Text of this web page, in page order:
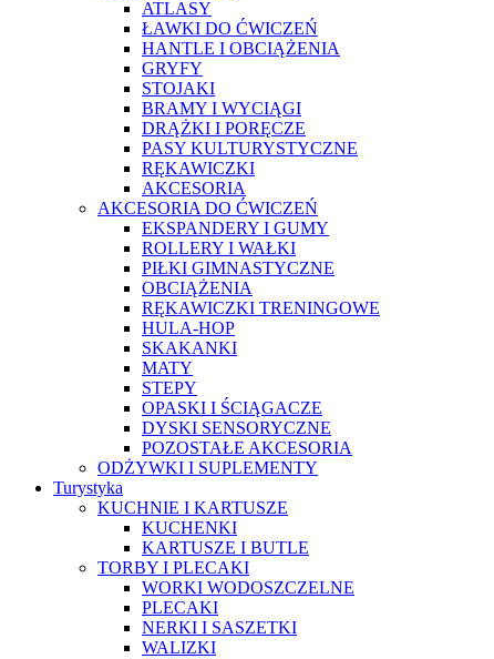
ATLASY
ŁAWKI DO ĆWICZEŃ
HANTLE I OBCIĄŻENIA
GRYFY
STOJAKI
BRAMY I WYCIĄGI
DRĄŻKI I PORĘCZE
PASY KULTURYSTYCZNE
RĘKAWICZKI
AKCESORIA
AKCESORIA DO ĆWICZEŃ
EKSPANDERY I GUMY
ROLLERY I WAŁKI
PIŁKI GIMNASTYCZNE
OBCIĄŻENIA
RĘKAWICZKI TRENINGOWE
HULA-HOP
SKAKANKI
MATY
STEPY
OPASKI I ŚCIĄGACZE
DYSKI SENSORYCZNE
POZOSTAŁE AKCESORIA
ODŻYWKI I SUPLEMENTY
Turystyka
KUCHNIE I KARTUSZE
KUCHENKI
KARTUSZE I BUTLE
TORBY I PLECAKI
WORKI WODOSZCZELNE
PLECAKI
NERKI I SASZETKI
WALIZKI